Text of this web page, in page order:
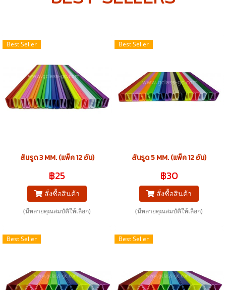
Best Seller
สันรูด 3 MM. (แพ็ค 12 อัน)
฿25
สั่งซื้อสินค้า
(มีหลายคุณสมบัติให้เลือก)
Best Seller
สันรูด 5 MM. (แพ็ค 12 อัน)
฿30
สั่งซื้อสินค้า
(มีหลายคุณสมบัติให้เลือก)
Best Seller Best Seller